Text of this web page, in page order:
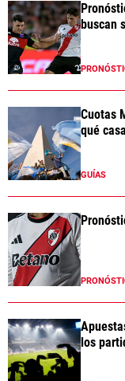
buscan
Cuotas
qué
GUÍAS
los